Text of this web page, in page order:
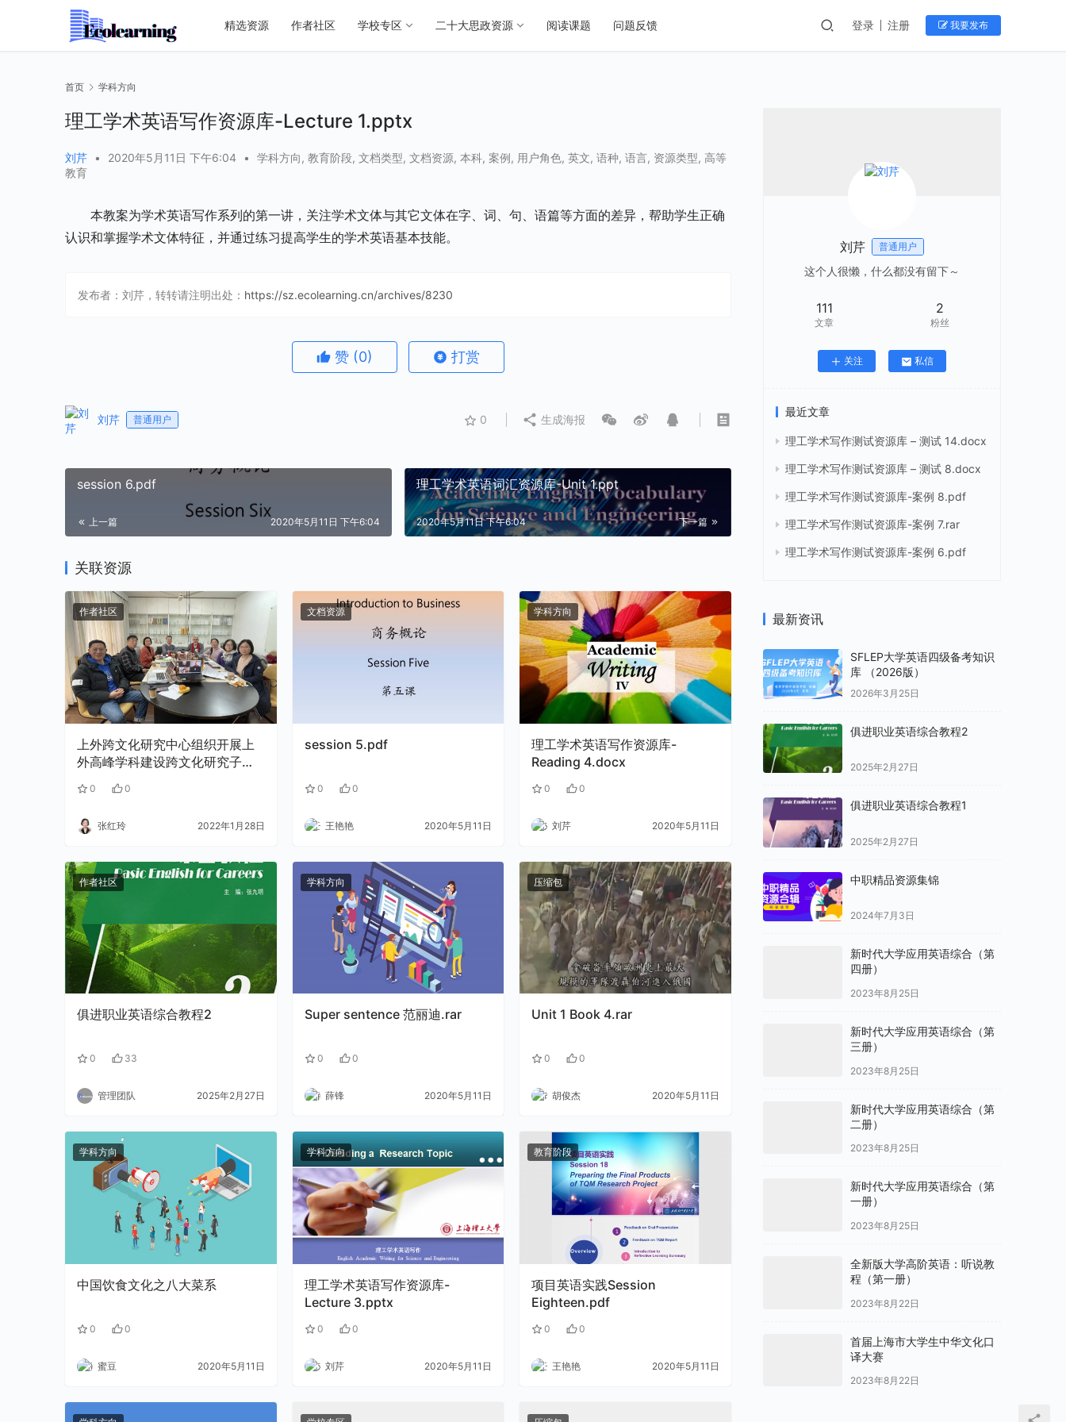
精选资源 作者社区 学校专区 二十大思政资源 阅读课题 问题反馈 登录 注册 我要发布
首页 学科方向
理工学术英语写作资源库-Lecture 1.pptx
刘芹 • 2020年5月11日 下午6:04 • 学科方向, 教育阶段, 文档类型, 文档资源, 本科, 案例, 用户角色, 英文, 语种, 语言, 资源类型, 高等
教育
本教案为学术英语写作系列的第一讲，关注学术文体与其它文体在字、词、句、语篇等方面的差异，帮助学生正确
认识和掌握学术文体特征，并通过练习提高学生的学术英语基本技能。
发布者：刘芹，转转请注明出处： https://sz.ecolearning.cn/archives/8230
赞 (0) 打赏
刘芹 普通用户 0 生成海报
session 6.pdf
上一篇 2020年5月11日 下午6:04
理工学术英语词汇资源库-Unit 1.ppt
下一篇
2020年5月11日 下午6:04
关联资源
作者社区
上外跨文化研究中心组织开展上
外高峰学科建设跨文化研究子项
0 0
张红玲 2022年1月28日
文档资源
session 5.pdf
0 0
王艳艳 2020年5月11日
学科方向
理工学术英语写作资源库-
Reading 4.docx
0 0
刘芹 2020年5月11日
作者社区
俱进职业英语综合教程2
0 33
管理团队 2025年2月27日
学科方向
Super sentence 范丽迪.rar
0 0
薛锋 2020年5月11日
压缩包
Unit 1 Book 4.rar
0 0
胡俊杰 2020年5月11日
学科方向
中国饮食文化之八大菜系
0 0
蜜豆 2020年5月11日
学科方向
理工学术英语写作资源库-
Lecture 3.pptx
0 0
刘芹 2020年5月11日
教育阶段
项目英语实践Session
Eighteen.pdf
0 0
王艳艳 2020年5月11日
刘芹 普通用户
这个人很懒，什么都没有留下～
111
文章
2
粉丝
关注 私信
最近文章
理工学术写作测试资源库 – 测试 14.docx
理工学术写作测试资源库 – 测试 8.docx
理工学术写作测试资源库-案例 8.pdf
理工学术写作测试资源库-案例 7.rar
理工学术写作测试资源库-案例 6.pdf
最新资讯
SFLEP大学英语四级备考知识
库 （2026版）
2026年3月25日
俱进职业英语综合教程2
2025年2月27日
俱进职业英语综合教程1
2025年2月27日
中职精品资源集锦
2024年7月3日
新时代大学应用英语综合（第
四册）
2023年8月25日
新时代大学应用英语综合（第
三册）
2023年8月25日
新时代大学应用英语综合（第
二册）
2023年8月25日
新时代大学应用英语综合（第
一册）
2023年8月25日
全新版大学高阶英语：听说教
程（第一册）
2023年8月22日
首届上海市大学生中华文化口
译大赛
2023年8月22日